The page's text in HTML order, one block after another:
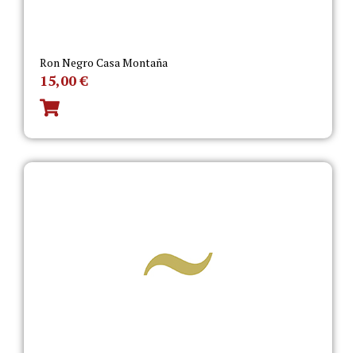
Ron Negro Casa Montaña
15,00€